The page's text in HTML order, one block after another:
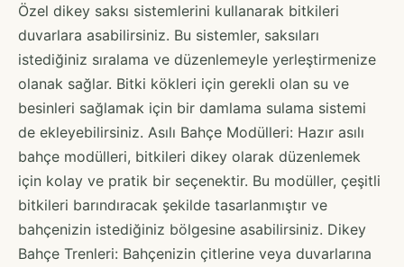
Özel dikey saksı sistemlerini kullanarak bitkileri
duvarlara asabilirsiniz. Bu sistemler, saksıları
istediğiniz sıralama ve düzenlemeyle yerleştirmenize
olanak sağlar. Bitki kökleri için gerekli olan su ve
besinleri sağlamak için bir damlama sulama sistemi
de ekleyebilirsiniz. Asılı Bahçe Modülleri: Hazır asılı
bahçe modülleri, bitkileri dikey olarak düzenlemek
için kolay ve pratik bir seçenektir. Bu modüller, çeşitli
bitkileri barındıracak şekilde tasarlanmıştır ve
bahçenizin istediğiniz bölgesine asabilirsiniz. Dikey
Bahçe Trenleri: Bahçenizin çitlerine veya duvarlarına